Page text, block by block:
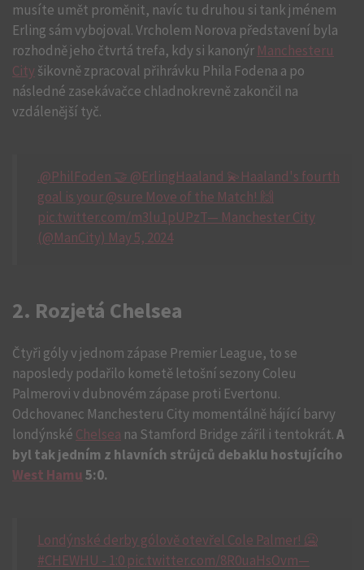
musíte umět proměnit, navíc tu druhou si tank jménem
Erling sám vybojoval. Vrcholem Norova představení byla
rozhodně jeho čtvrtá trefa, kdy si kanonýr Manchesteru
City šikovně zpracoval přihrávku Phila Fodena a po
následné zasekávačce chladnokrevně zakončil na
vzdálenější tyč.
.@PhilFoden 🤝 @ErlingHaaland 💫Haaland's fourth
goal is your @sure Move of the Match! 🙌
pic.twitter.com/m3lu1pUPzT— Manchester City
(@ManCity) May 5, 2024
2. Rozjetá Chelsea
Čtyři góly v jednom zápase Premier League, to se
naposledy podařilo kometě letošní sezony Coleu
Palmerovi v dubnovém zápase proti Evertonu.
Odchovanec Manchesteru City momentálně hájící barvy
londýnské Chelsea na Stamford Bridge zářil i tentokrát.A
byl tak jedním z hlavních strůjců debaklu hostujícího
West Hamu 5:0.
Londýnské derby gólově otevřel Cole Palmer! 🥶
#CHEWHU - 1:0 pic.twitter.com/8R0uaHsOvm—